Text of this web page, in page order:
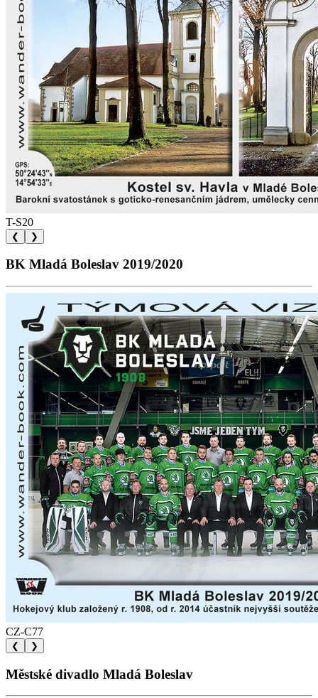
T-S20
❮ ❯
BK Mladá Boleslav 2019/2020
CZ-C77
❮ ❯
Městské divadlo Mladá Boleslav